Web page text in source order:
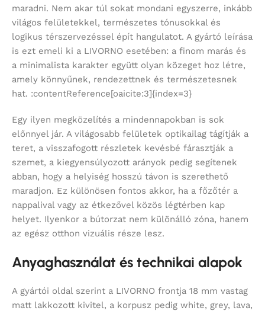
maradni. Nem akar túl sokat mondani egyszerre, inkább
világos felületekkel, természetes tónusokkal és
logikus térszervezéssel épít hangulatot. A gyártó leírása
is ezt emeli ki a LIVORNO esetében: a finom marás és
a minimalista karakter együtt olyan közeget hoz létre,
amely könnyűnek, rendezettnek és természetesnek
hat. :contentReference[oaicite:3]{index=3}
Egy ilyen megközelítés a mindennapokban is sok
előnnyel jár. A világosabb felületek optikailag tágítják a
teret, a visszafogott részletek kevésbé fárasztják a
szemet, a kiegyensúlyozott arányok pedig segítenek
abban, hogy a helyiség hosszú távon is szerethető
maradjon. Ez különösen fontos akkor, ha a főzőtér a
nappalival vagy az étkezővel közös légtérben kap
helyet. Ilyenkor a bútorzat nem különálló zóna, hanem
az egész otthon vizuális része lesz.
Anyaghasználat és technikai alapok
A gyártói oldal szerint a LIVORNO frontja 18 mm vastag
matt lakkozott kivitel, a korpusz pedig white, grey, lava,